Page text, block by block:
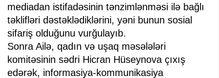
mediadan istifadəsinin tənzimlənməsi ilə bağlı
təklifləri dəstəklədiklərini, yəni bunun sosial
sifariş olduğunu vurğulayıb.
Sonra Ailə, qadın və uşaq məsələləri
komitəsinin sədri Hicran Hüseynova çıxış
edərək, informasiya-kommunikasiya